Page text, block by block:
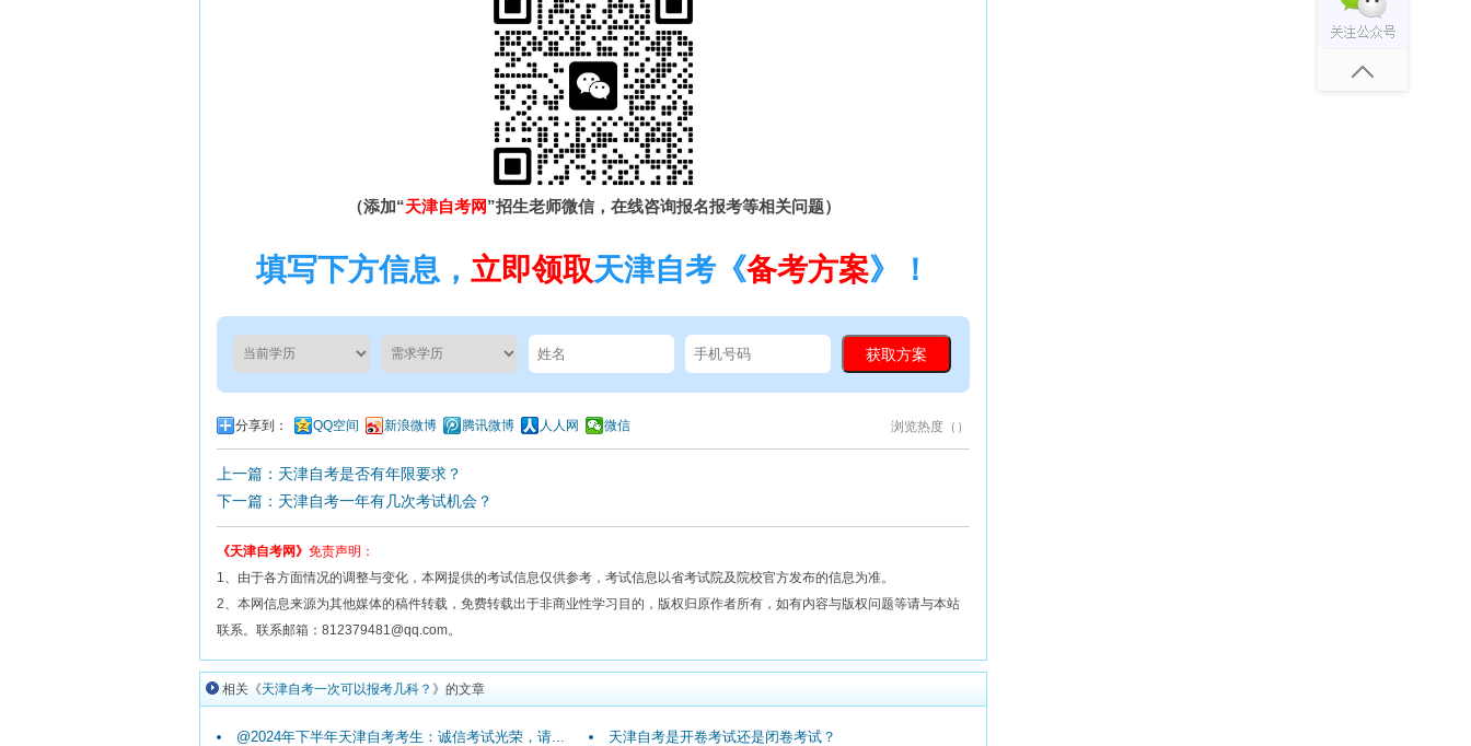
（添加“天津自考网”招生老师微信，在线咨询报名报考等相关问题）
填写下方信息， 立即领取天津自考《备考方案》！
分享到： QQ空间 新浪微博 腾讯微博 人人网 微信 浏览热度（ ）
上一篇：天津自考是否有年限要求？
下一篇：天津自考一年有几次考试机会？
《天津自考网》 免责声明：
1、由于各方面情况的调整与变化，本网提供的考试信息仅供参考，考试信息以省考试院及院校官方发布的信息为准。
2、本网信息来源为其他媒体的稿件转载，免费转载出于非商业性学习目的，版权归原作者所有，如有内容与版权问题等请与本站
联系。联系邮箱：812379481@qq.com。
相关《天津自考一次可以报考几科？ 》的文章
@2024年下半年天津自考考生：诚信考试光荣，请... 天津自考是开卷考试还是闭卷考试？